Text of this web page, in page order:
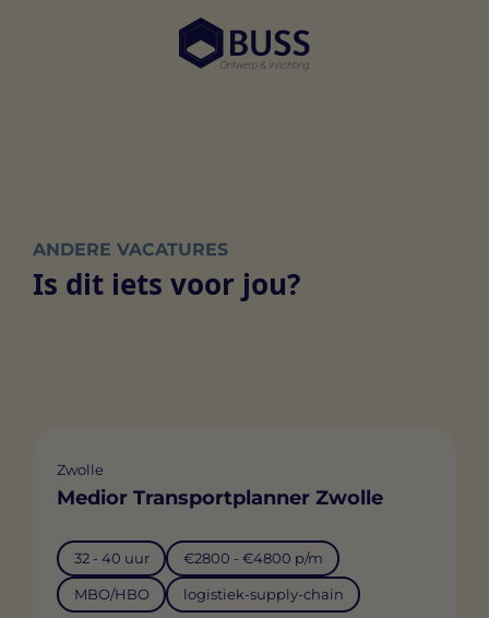
ANDERE VACATURES
Is dit iets voor jou?
Zwolle
Medior Transportplanner Zwolle
32 - 40 uur €2800 - €4800 p/m
MBO/HBO logistiek-supply-chain